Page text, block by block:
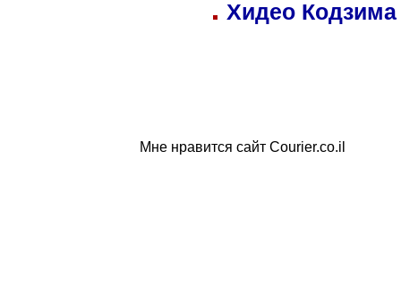
Хидео
Мне нравится сайт Courier.co.il